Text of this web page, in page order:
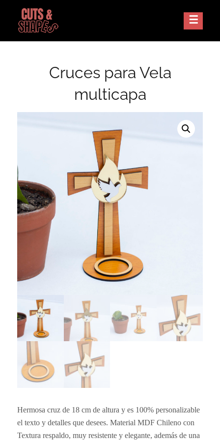
content
Cruces para Vela
multicapa
Hermosa cruz de 18 cm de altura y es 100% personalizable
el texto y detalles que desees. Material MDF Chileno con
Textura respaldo, muy resistente y elegante, además de una